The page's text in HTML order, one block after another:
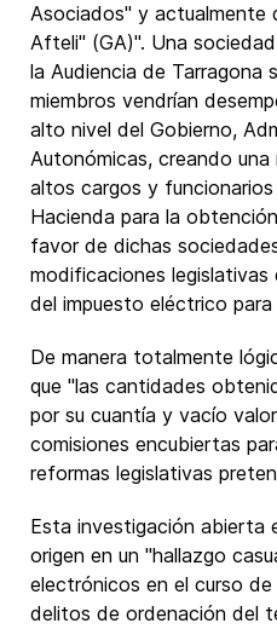
Asociados" y actualmente
Afteli" (GA)". Una
la Audiencia de Tarragona
miembros vendrían
alto nivel del Gobierno,
Autonómicas, creando
altos cargos y
Hacienda para la
favor de dichas
modificaciones
del impuesto eléctrico para
De manera totalmente
que "las cantidades
por su cuantía y vacío
comisiones encubiertas
reformas legislativas
Esta investigación abierta
origen en un "hallazgo
electrónicos en el curso
delitos de ordenación del